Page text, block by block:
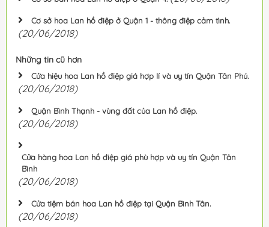
Cơ sở hoa Lan hồ điệp ở Quận 1 - thông điệp cảm tình.
(20/06/2018)
Những tin cũ hơn
Cửa hiệu hoa Lan hồ điệp giá hợp lí và uy tín Quận Tân Phú.
(20/06/2018)
Quận Bình Thạnh - vùng đất của Lan hồ điệp.
(20/06/2018)
Cửa hàng hoa Lan hồ điệp giá phù hợp và uy tín Quận Tân
Bình
(20/06/2018)
Cửa tiệm bán hoa Lan hồ điệp tại Quận Bình Tân.
(20/06/2018)